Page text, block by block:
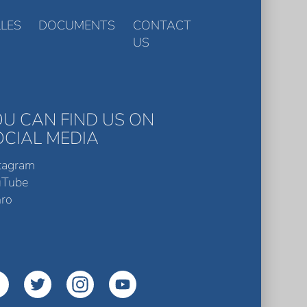
DOCUMENTS
CONTACT
US
CAN FIND US ON
MEDIA